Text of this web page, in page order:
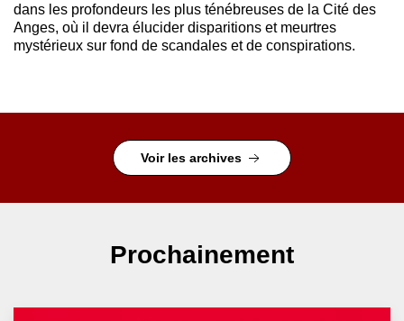
dans les profondeurs les plus ténébreuses de la Cité des
Anges, où il devra élucider disparitions et meurtres
mystérieux sur fond de scandales et de conspirations.
Voir les archives
Prochainement